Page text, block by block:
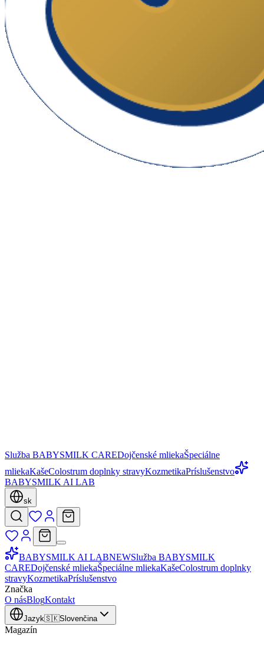
Služba BABYSMILK CAREDojčenské mliekaŠpeciálne
mliekaKašeColostrum doplnky stravyKozmetikaPríslušenstvo
BABYSMILK AI LAB
sk
BABYSMILK AI LABNEWSlužba BABYSMILK
CAREDojčenské mliekaŠpeciálne mliekaKašeColostrum doplnky
stravyKozmetikaPríslušenstvo
Značka
O násBlogKontakt
Jazyk🇸🇰Slovenčina
Magazín